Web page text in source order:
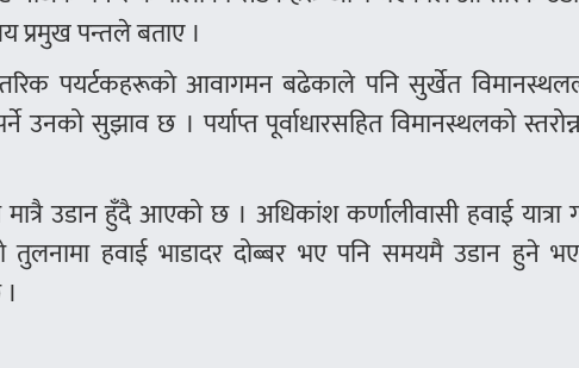
प्रमुख पन्तले बताए ।
पयर्टकहरूकाे आवागमन बढेकाले पनि सुर्खेत
उनको सुझाव छ । पर्याप्त पूर्वाधारसहित विमानस्थलको
उडान हुँदै आएको छ । अधिकांश कर्णालीवासी हवाई यात्रा
तुलनामा हवाई भाडादर दोब्बर भए पनि समयमै उडान हुने